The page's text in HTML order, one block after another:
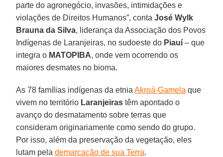
parte do agronegócio, invasões, intimidações e
violações de Direitos Humanos”, contaJosé Wylk
Brauna da Silva, liderança da Associação dos Povos
Indígenas de Laranjeiras, no sudoeste do Piauí – que
integra o MATOPIBA, onde vem ocorrendo os
maiores desmates no bioma.
As 78 famílias indígenas da etniaAkroá-Gamela que
vivem no território Laranjeiras têm apontado o
avanço do desmatamento sobre terras que
consideram originariamente como sendo do grupo.
Por isso, além da preservação da vegetação, eles
lutam pelademarcação de sua Terra.